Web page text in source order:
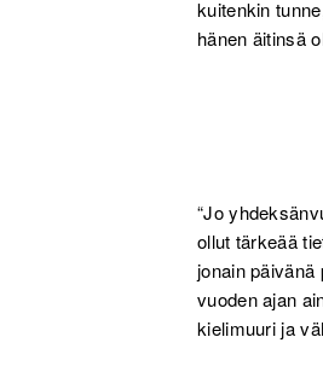
kuitenkin
hänen äitinsä
“Jo
ollut tärkeää
jonain päivänä
vuoden ajan
kielimuuri ja